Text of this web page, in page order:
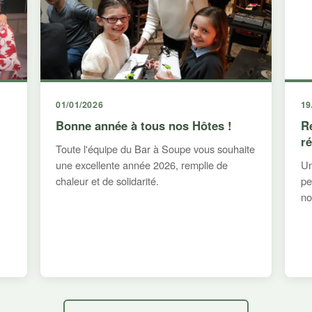
01/01/2026
Bonne année à tous nos Hôtes !
Toute l'équipe du Bar à Soupe vous souhaite
une excellente année 2026, remplie de
chaleur et de solidarité.